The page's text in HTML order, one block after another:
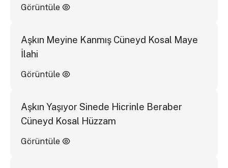
Görüntüle
Aşkın Meyine Kanmış Cüneyd Kosal Maye
İlahi
Görüntüle
Aşkın Yaşıyor Sinede Hicrinle Beraber
Cüneyd Kosal Hüzzam
Görüntüle